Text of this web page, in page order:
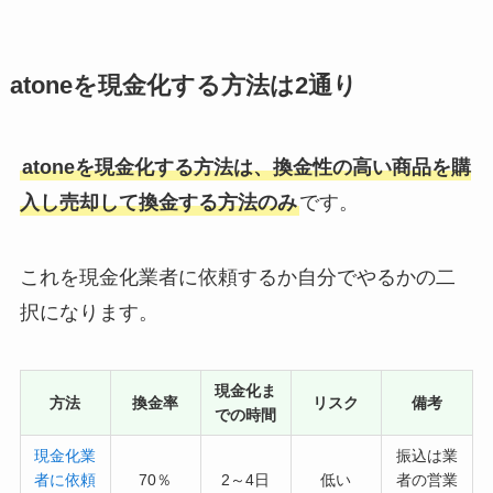
atoneを現金化する方法は2通り
atoneを現金化する方法は、換金性の高い商品を購
入し売却して換金する方法のみです。
これを現金化業者に依頼するか自分でやるかの二
択になります。
方法 換金率
現金化ま
での時間
リスク 備考
現金化業
者に依頼
70％ 2～4日 低い
振込は業
者の営業